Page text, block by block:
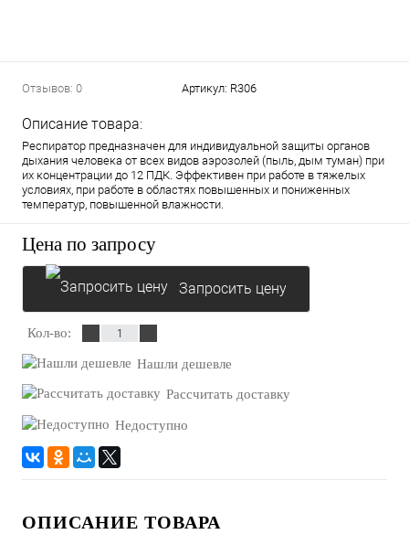
Отзывов: 0 Артикул: R306
Описание товара:
Респиратор предназначен для индивидуальной защиты органов
дыхания человека от всех видов аэрозолей (пыль, дым туман) при
их концентрации до 12 ПДК. Эффективен при работе в тяжелых
условиях, при работе в областях повышенных и пониженных
температур, повышенной влажности.
Цена по запросу
Запросить цену
Кол-во:
Нашли дешевле
Рассчитать доставку
Недоступно
ОПИСАНИЕ ТОВАРА